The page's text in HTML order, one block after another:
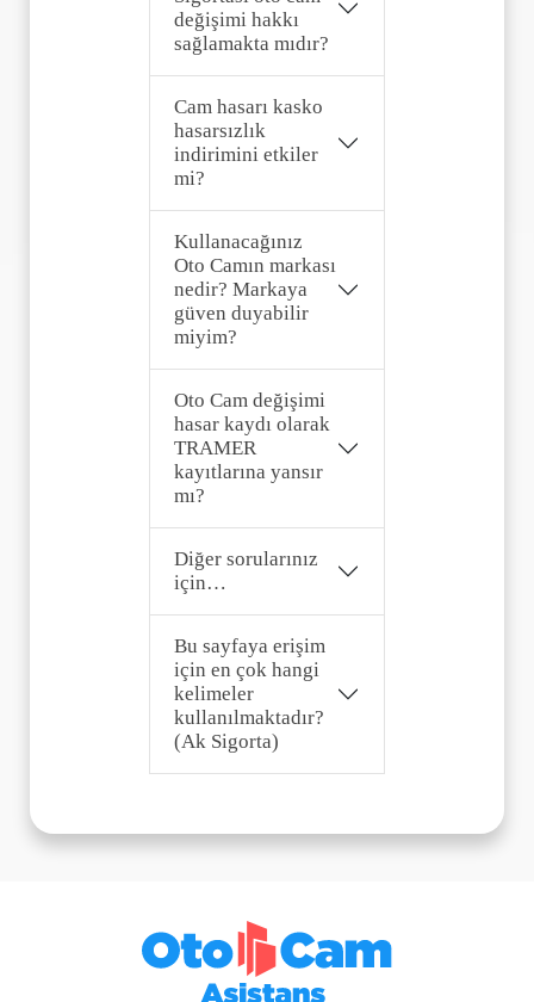
değişimi hakkı
sağlamakta mıdır?
Cam hasarı kasko
hasarsızlık
indirimini etkiler
mi?
Kullanacağınız
Oto Camın markası
nedir? Markaya
güven duyabilir
miyim?
Oto Cam değişimi
hasar kaydı olarak
TRAMER
kayıtlarına yansır
mı?
Diğer sorularınız
için…
Bu sayfaya erişim
için en çok hangi
kelimeler
kullanılmaktadır?
(Ak Sigorta)